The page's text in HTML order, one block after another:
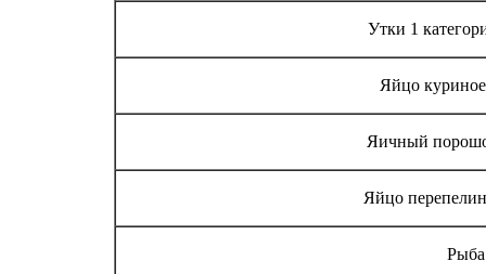
Утки 1
Яйцо куриное
Яичный
Яйцо